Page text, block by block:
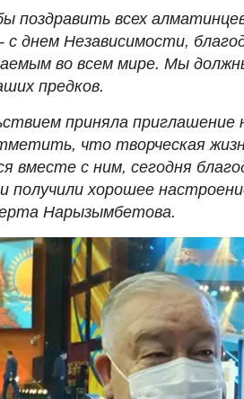
поздравить всех
днем Независимости,
во всем мире. Мы
предков.
приняла
что творческая
вместе с ним, сегодня
получили хорошее
Нарызымбетова.